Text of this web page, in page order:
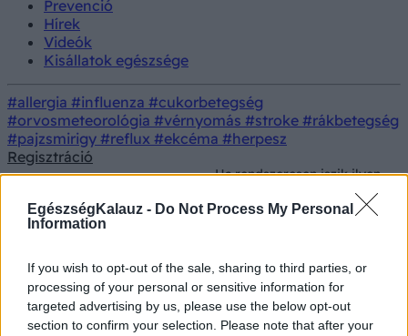
EgészségKalauz - Do Not Process My Personal
Information
If you wish to opt-out of the sale, sharing to third parties, or
processing of your personal or sensitive information for
targeted advertising by us, please use the below opt-out
section to confirm your selection. Please note that after your
Prevenció
Hírek
Videók
Kisállatok egészsége
#allergia #influenza #cukorbetegség
#orvosmeteorológia #vérnyomás #stroke #rákbetegség
#pajzsmirigy #reflux #ekcéma #herpesz
Regisztráció
Ha rendszeresen iszik ilyen
italt vigyázzon, növelheti a
májrák kockázatát!
vigyázzon, növelheti a májrák
kockázatát!